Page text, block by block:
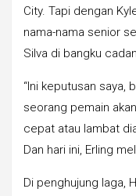
City. Tapi dengan
nama-nama senior
Silva di bangku
“Ini keputusan saya,
seorang pemain
cepat atau lambat
Dan hari ini, Erling
Di penghujung laga,